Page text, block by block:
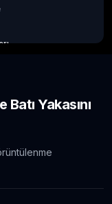
ve Tavsiyelerim
Yakasını